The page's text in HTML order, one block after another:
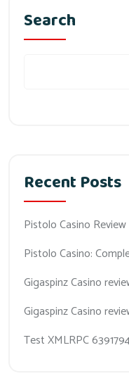
Search
Recent Posts
Pistolo Casino
Pistolo Casino:
Gigaspinz Casino
Gigaspinz Casino
Test XMLRPC